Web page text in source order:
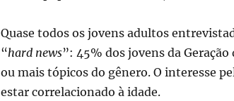
Quase todos os jovens adultos
“hard news”: 45% dos jovens da
ou mais tópicos do gênero. O interesse
estar correlacionado à idade.